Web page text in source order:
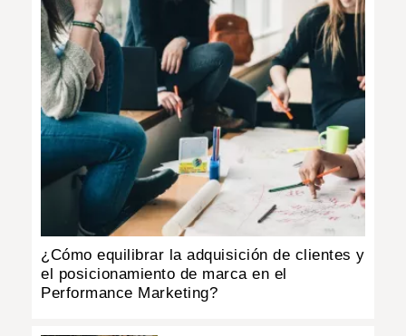
¿Cómo equilibrar la adquisición de clientes y
el posicionamiento de marca en el
Performance Marketing?